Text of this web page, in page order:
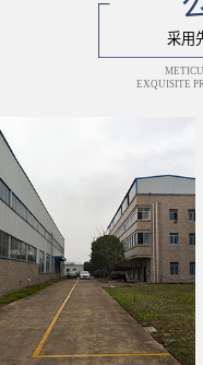
采用
EXQUISITE